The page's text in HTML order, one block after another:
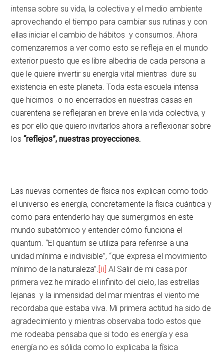
intensa sobre su vida, la colectiva y el medio ambiente
aprovechando el tiempo para cambiar sus rutinas y con
ellas iniciar el cambio de hábitos y consumos. Ahora
comenzaremos a ver como esto se refleja en el mundo
exterior puesto que es libre albedria de cada persona a
que le quiere invertir su energía vital mientras dure su
existencia en este planeta. Toda esta escuela intensa
que hicimos o no encerrados en nuestras casas en
cuarentena se reflejaran en breve en la vida colectiva, y
es por ello que quiero invitarlos ahora a reflexionar sobre
los“reflejos”, nuestras proyecciones.
Las nuevas corrientes de física nos explican como todo
el universo es energía, concretamente la física cuántica y
como para entenderlo hay que sumergimos en este
mundo subatómico y entender cómo funciona el
quantum. “El quantum se utiliza para referirse a una
unidad mínima e indivisible”, “que expresa el movimiento
mínimo de la naturaleza”. [ii] Al Salir de mi casa por
primera vez he mirado el infinito del cielo, las estrellas
lejanas y la inmensidad del mar mientras el viento me
recordaba que estaba viva. Mi primera actitud ha sido de
agradecimiento y mientras observaba todo estos que
me rodeaba pensaba que si todo es energía y esa
energía no es sólida como lo explicaba la física